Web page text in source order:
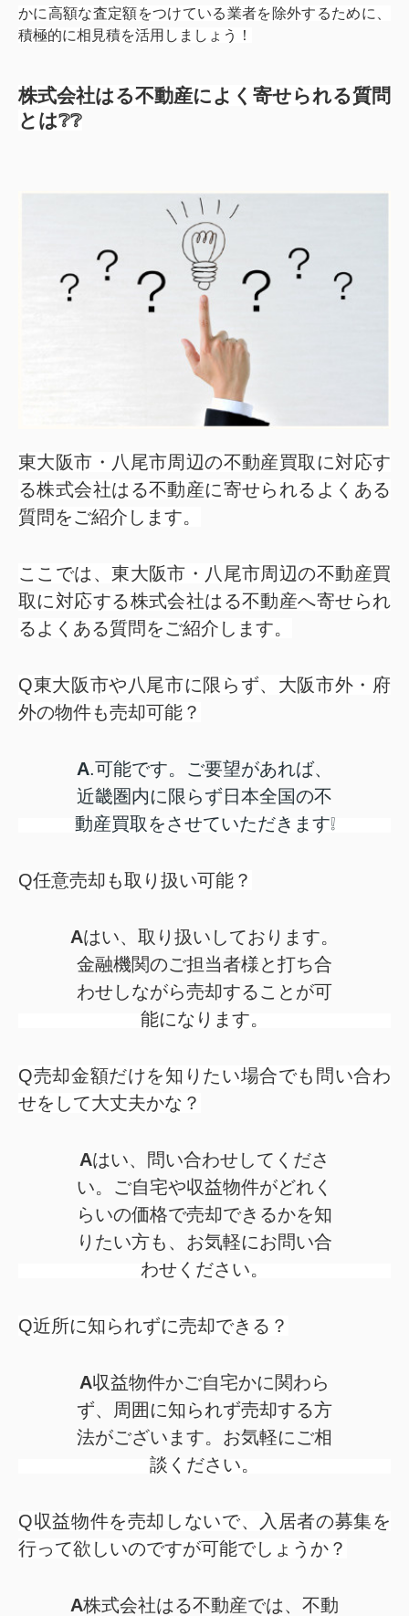
かに高額な査定額をつけている業者を除外するために、
積極的に相見積を活用しましょう！
株式会社はる不動産によく寄せられる質問
とは❔❔
東大阪市・八尾市周辺の不動産買取に対応す
る株式会社はる不動産に寄せられるよくある
質問をご紹介します。
ここでは、東大阪市・八尾市周辺の不動産買
取に対応する株式会社はる不動産へ寄せられ
るよくある質問をご紹介します。
Q東大阪市や八尾市に限らず、大阪市外・府
外の物件も売却可能？
A.可能です。ご要望があれば、
近畿圏内に限らず日本全国の不
動産買取をさせていただきます❕
Q任意売却も取り扱い可能？
Aはい、取り扱いしております。
金融機関のご担当者様と打ち合
わせしながら売却することが可
能になります。
Q売却金額だけを知りたい場合でも問い合わ
せをして大丈夫かな？
Aはい、問い合わせしてくださ
い。ご自宅や収益物件がどれく
らいの価格で売却できるかを知
りたい方も、お気軽にお問い合
わせください。
Q近所に知られずに売却できる？
A収益物件かご自宅かに関わら
ず、周囲に知られず売却する方
法がございます。お気軽にご相
談ください。
Q収益物件を売却しないで、入居者の募集を
行って欲しいのですが可能でしょうか？
A株式会社はる不動産では、不動